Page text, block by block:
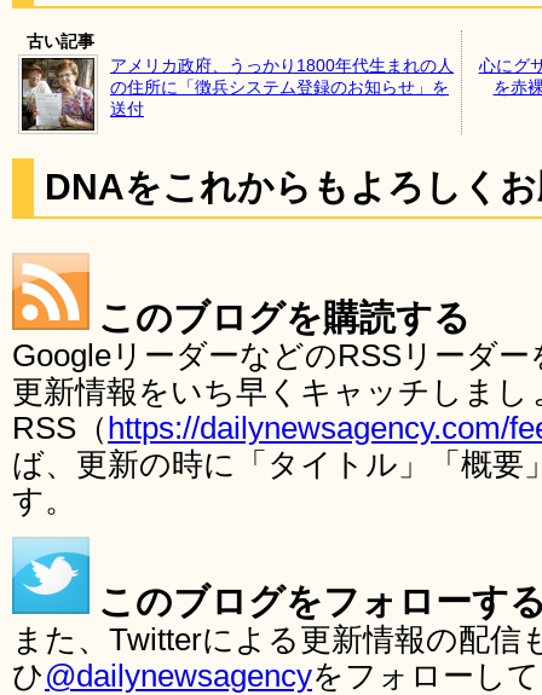
古い記事
アメリカ政府、うっかり1800年代生まれの人
の住所に「徴兵システム登録のお知らせ」を
送付
心にグ
を赤
DNAをこれからもよろしく
このブログを購読する
GoogleリーダーなどのRSSリーダ
更新情報をいち早くキャッチしま
RSS（ https://dailynewsagency.com/
ば、更新の時に「タイトル」「概要
す。
このブログをフォローす
また、Twitterによる更新情報の配
ひ@dailynewsagencyをフォローし